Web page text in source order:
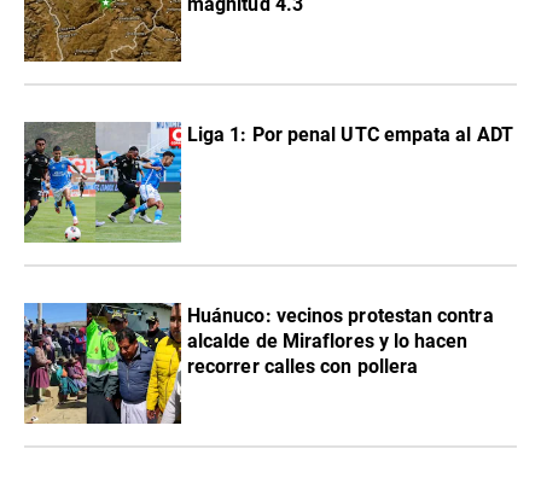
Liga 1: Por penal UTC empata al ADT
Huánuco: vecinos protestan contra
alcalde de Miraflores y lo hacen
recorrer calles con pollera